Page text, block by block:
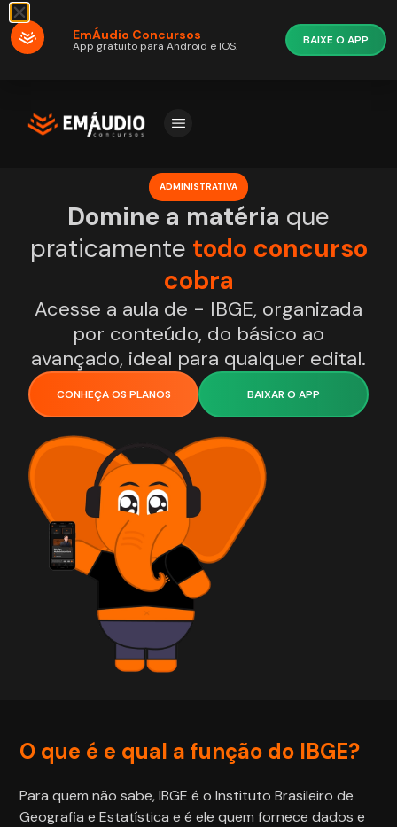
ADMINISTRATIVA
Domine a matéria que
praticamente todo concurso
cobra
Acesse a aula de - IBGE, organizada
por conteúdo, do básico ao
avançado, ideal para qualquer edital.
CONHEÇA OS PLANOS BAIXAR O APP
O que é e qual a função do IBGE?
Para quem não sabe, IBGE é o Instituto Brasileiro de
Geografia e Estatística e é ele quem fornece dados e
EmÁudio Concursos
App gratuito para Android e IOS. BAIXE O APP